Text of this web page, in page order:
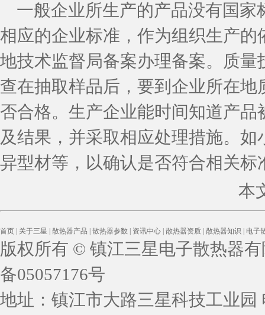
一般企业所生产的产品没有国家
相应的企业标准，作为组织生产
地技术监督局备案办理备案。质
查在抽取样品后，要到企业所在
否合格。生产企业能时间知道产
及结果，并采取相应处理措施。
异型材等，以确认是否符合相关标
本
首页 关于三星 散热器产品 散热器参数 资讯中心 散热器资质 散热器知识 电子
版权所有 © 镇江三星电子散热器
备05057176号
地址：镇江市大路三星科技工业园